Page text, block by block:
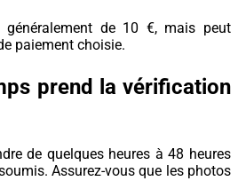
de 10 €, mais peut
paiement choisie.
prend la vérification
de quelques heures à 48 heures
Assurez-vous que les photos